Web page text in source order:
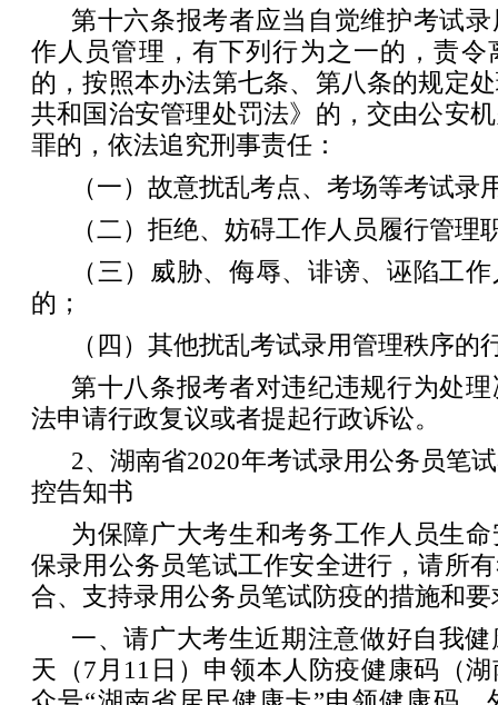
第十六条报考者应当自觉维护考试
作人员管理，有下列行为之一的，责令
的，按照本办法第七条、第八条的规定
共和国治安管理处罚法》的，交由公安
罪的，依法追究刑事责任：
（一）故意扰乱考点、考场等考试录
（二）拒绝、妨碍工作人员履行管理
（三）威胁、侮辱、诽谤、诬陷工
的；
（四）其他扰乱考试录用管理秩序的
第十八条报考者对违纪违规行为处
法申请行政复议或者提起行政诉讼。
2、湖南省2020年考试录用公务员笔
控告知书
为保障广大考生和考务工作人员生
保录用公务员笔试工作安全进行，请所
合、支持录用公务员笔试防疫的措施和要
一、请广大考生近期注意做好自我
天（7月11日）申领本人防疫健康码（